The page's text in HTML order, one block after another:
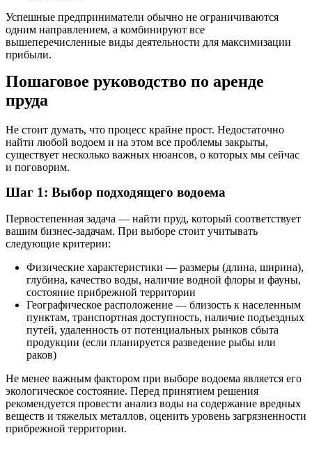
Успешные предприниматели обычно не ограничиваются
одним направлением, а комбинируют все
вышеперечисленные виды деятельности для максимизации
прибыли.
Пошаговое руководство по аренде
пруда
Не стоит думать, что процесс крайне прост. Недостаточно
найти любой водоем и на этом все проблемы закрыты,
существует несколько важных нюансов, о которых мы сейчас
и поговорим.
Шаг 1: Выбор подходящего водоема
Первостепенная задача — найти пруд, который соответствует
вашим бизнес-задачам. При выборе стоит учитывать
следующие критерии:
Физические характеристики — размеры (длина, ширина),
глубина, качество воды, наличие водной флоры и фауны,
состояние прибрежной территории
Географическое расположение — близость к населенным
пунктам, транспортная доступность, наличие подъездных
путей, удаленность от потенциальных рынков сбыта
продукции (если планируется разведение рыбы или
раков)
Не менее важным фактором при выборе водоема является его
экологическое состояние. Перед принятием решения
рекомендуется провести анализ воды на содержание вредных
веществ и тяжелых металлов, оценить уровень загрязненности
прибрежной территории.